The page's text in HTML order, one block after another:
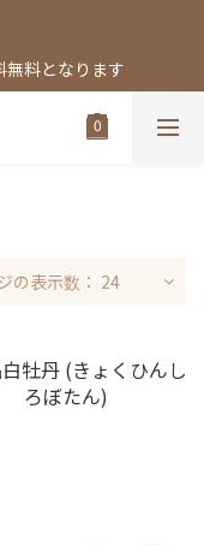
無料となります
の表示数： 24